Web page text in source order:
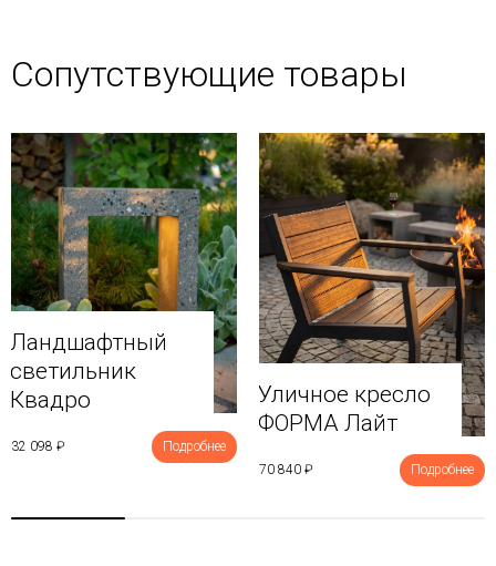
Сопутствующие товары
Ландшафтный
светильник
Квадро
32 098 ₽ Подробнее
Уличное кресло
ФОРМА Лайт
70 840 ₽ Подробнее